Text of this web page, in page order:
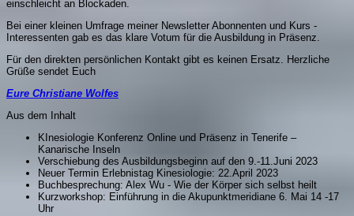
einschleicht an Blockaden.
Bei einer kleinen Umfrage meiner Newsletter Abonnenten und Kurs -
Interessenten gab es das klare Votum für die Ausbildung in Präsenz.
Für den direkten persönlichen Kontakt gibt es keinen Ersatz. Herzliche
Grüße sendet Euch
Eure Christiane Wolfes
Aus dem Inhalt
KInesiologie Konferenz Online und Präsenz in Tenerife –
Kanarische Inseln
Verschiebung des Ausbildungsbeginn auf den 9.-11.Juni 2023
Neuer Termin Erlebnistag Kinesiologie: 22.April 2023
Buchbesprechung: Alex Wu - Wie der Körper sich selbst heilt
Kurzworkshop: Einführung in die Akupunktmeridiane 6. Mai 14 -17
Uhr